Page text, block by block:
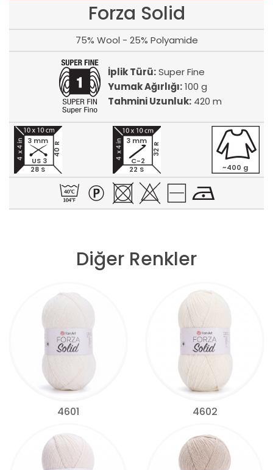
Forza Solid
75% Wool - 25% Polyamide
İplik Türü:Super Fine
Yumak Ağırlığı:100 g
Tahmini Uzunluk:420 m
28 S
40 R
3 mm
US 3
22 S
32 R
3 mm
C-2
~400 g
Diğer Renkler
4601 4602